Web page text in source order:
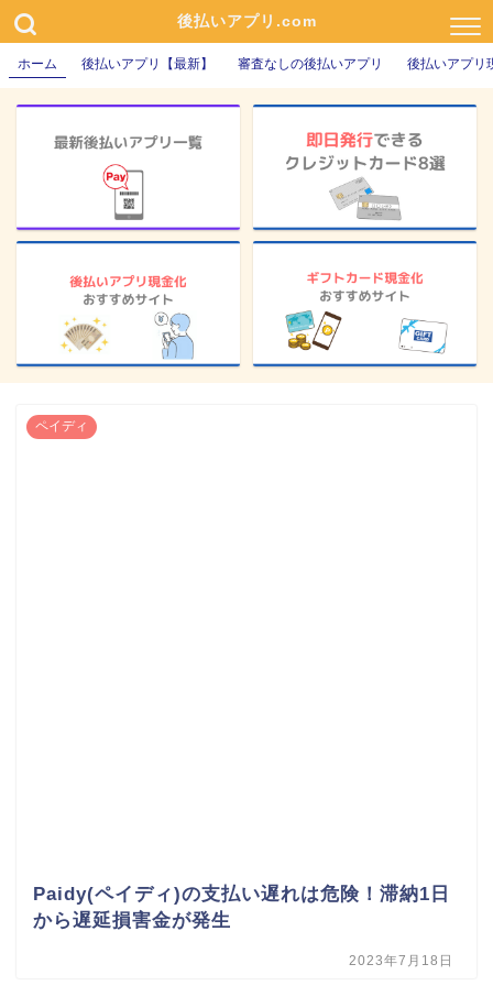
後払いアプリ.com
ホーム 後払いアプリ【最新】 審査なしの後払いアプリ 後払いアプリ
ペイディ
Paidy(ペイディ)の支払い遅れは危険！滞納1日
から遅延損害金が発生
2023年7月18日